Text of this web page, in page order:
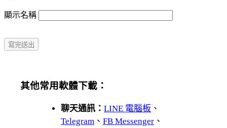
顯示名稱
其他常用軟體下載：
聊天通訊： LINE 電腦板 、
Telegram 、 FB Messenger 、